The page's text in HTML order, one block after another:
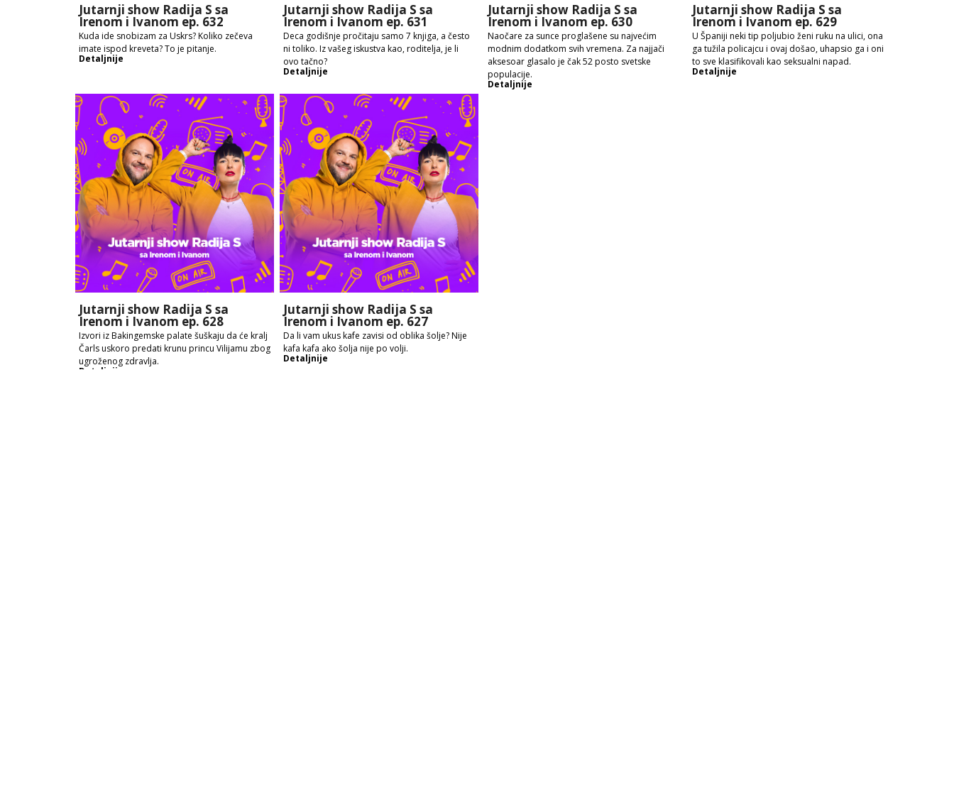
Jutarnji show Radija S sa
Irenom i Ivanom ep. 632
Kuda ide snobizam za Uskrs? Koliko zečeva
imate ispod kreveta? To je pitanje.
Detaljnije
Jutarnji show Radija S sa
Irenom i Ivanom ep. 631
Deca godišnje pročitaju samo 7 knjiga, a često
ni toliko. Iz vašeg iskustva kao, roditelja, je li
ovo tačno?
Detaljnije
Jutarnji show Radija S sa
Irenom i Ivanom ep. 630
Naočare za sunce proglašene su najvećim
modnim dodatkom svih vremena. Za najjači
aksesoar glasalo je čak 52 posto svetske
populacije.
Detaljnije
Jutarnji show Radija S sa
Irenom i Ivanom ep. 629
U Španiji neki tip poljubio ženi ruku na ulici, ona
ga tužila policajcu i ovaj došao, uhapsio ga i oni
to sve klasifikovali kao seksualni napad.
Detaljnije
Jutarnji show Radija S sa
Irenom i Ivanom ep. 628
Izvori iz Bakingemske palate šuškaju da će kralj
Čarls uskoro predati krunu princu Vilijamu zbog
ugroženog zdravlja.
Detaljnije
Jutarnji show Radija S sa
Irenom i Ivanom ep. 627
Da li vam ukus kafe zavisi od oblika šolje? Nije
kafa kafa ako šolja nije po volji.
Detaljnije